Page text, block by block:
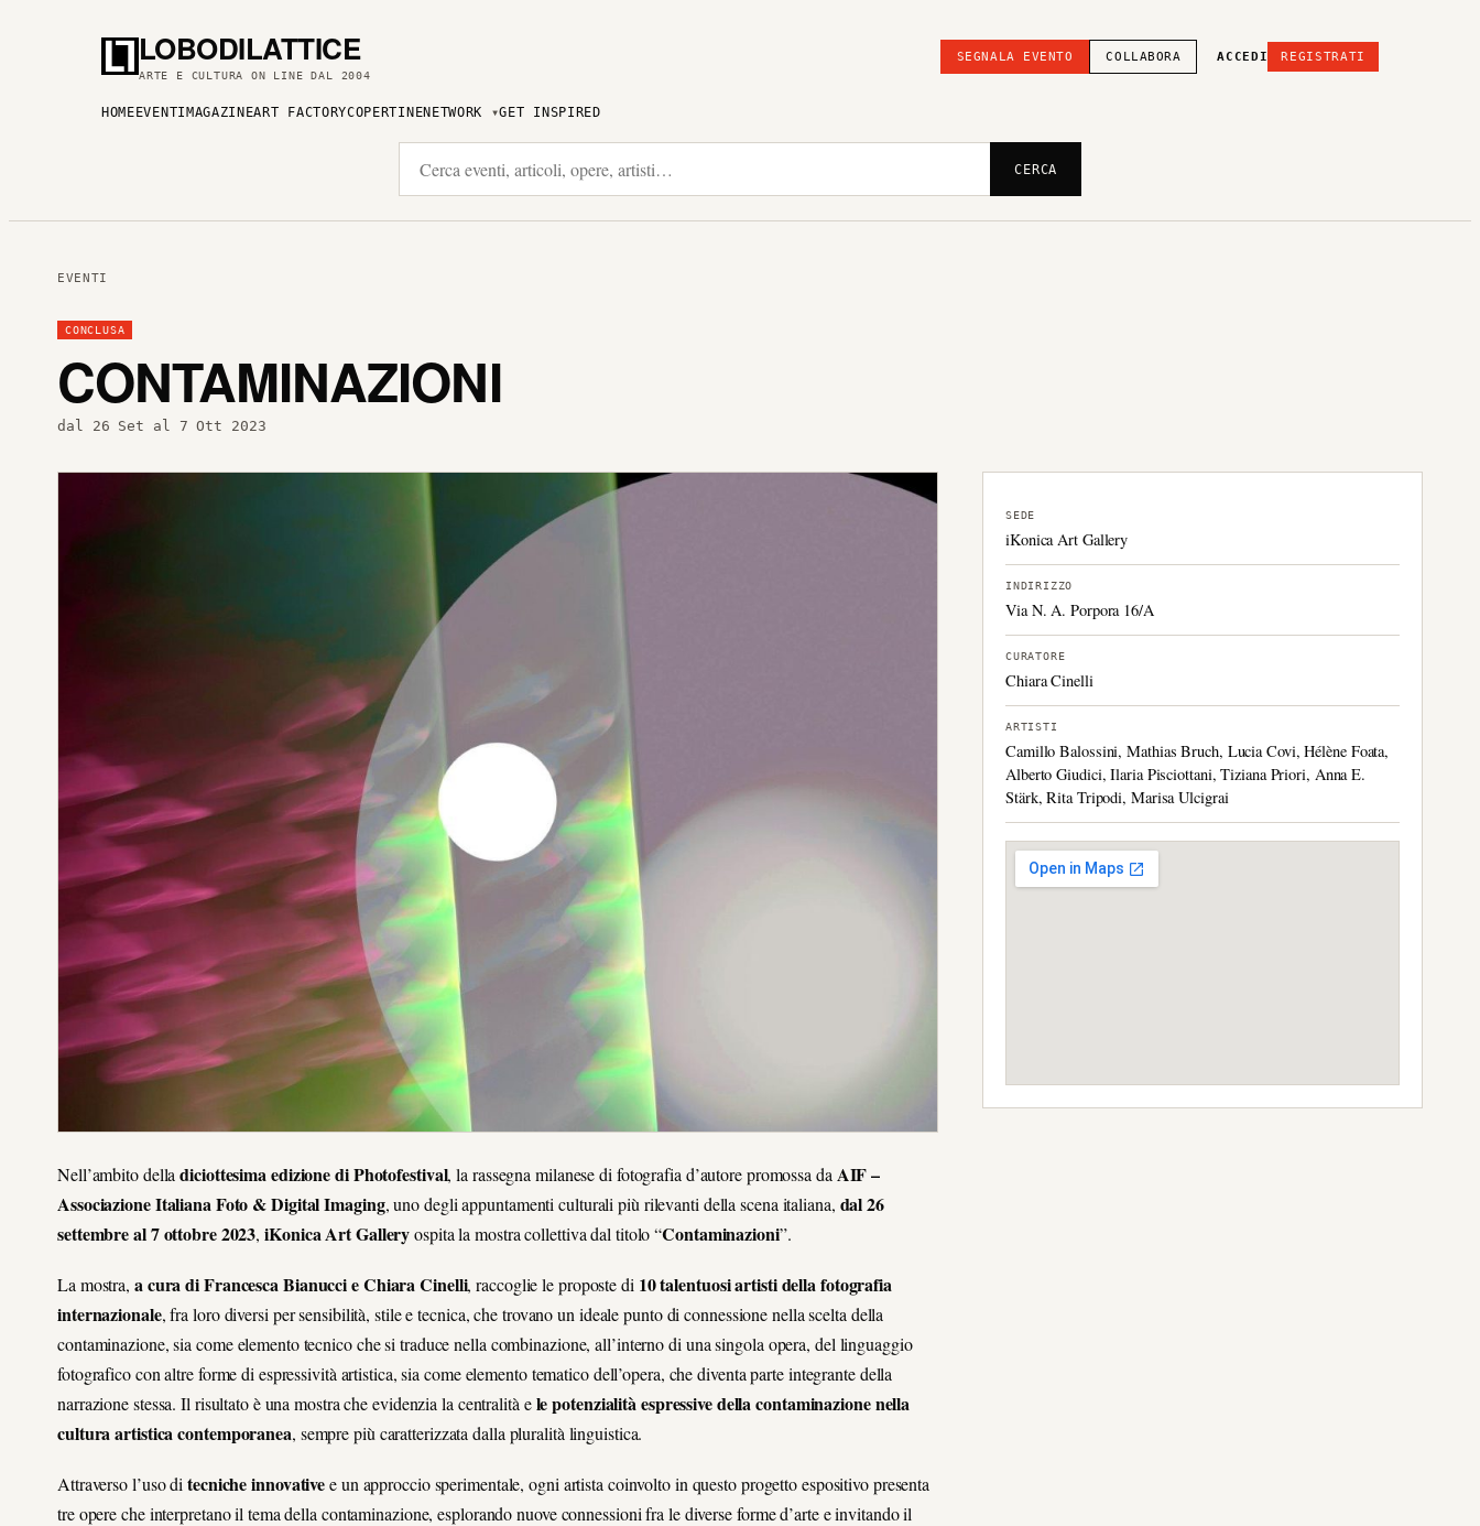
LOBODILATTICE
ARTE E CULTURA ON LINE DAL 2004
SEGNALA EVENTO COLLABORA ACCEDI REGISTRATI
HOME EVENTI MAGAZINEART FACTORYCOPERTINENETWORK GET INSPIRED
CERCA
EVENTI
CONCLUSA
CONTAMINAZIONI
dal 26 Set al 7 Ott 2023
Nell’ambito della diciottesima edizione di Photofestival, la rassegna milanese di fotografia d’autore promossa da AIF –
Associazione Italiana Foto & Digital Imaging,uno degli appuntamenti culturali più rilevanti della scena italiana, dal 26
settembre al 7 ottobre 2023,iKonica Art Galleryospita la mostra collettiva dal titolo “Contaminazioni”.
La mostra, a cura di Francesca Bianucci e Chiara Cinelli, raccoglie le proposte di 10 talentuosi artisti della fotografia
internazionale, fra loro diversi per sensibilità, stile e tecnica, che trovano un ideale punto di connessione nella scelta della
contaminazione, sia come elemento tecnico che si traduce nella combinazione, all’interno di una singola opera, del linguaggio
fotografico con altre forme di espressività artistica, sia come elemento tematico dell’opera, che diventa parte integrante della
narrazione stessa. Il risultato è una mostra che evidenzia la centralità ele potenzialità espressive della contaminazione nella
cultura artistica contemporanea, sempre più caratterizzata dalla pluralità linguistica.
Attraverso l’uso di tecniche innovativee un approccio sperimentale, ogni artista coinvolto in questo progetto espositivo presenta
tre opere che interpretano il tema della contaminazione, esplorando nuove connessioni fra le diverse forme d’arte e invitando il
SEDE
iKonica Art Gallery
INDIRIZZO
Via N. A. Porpora 16/A
CURATORE
Chiara Cinelli
ARTISTI
Camillo Balossini, Mathias Bruch, Lucia Covi, Hélène Foata,
Alberto Giudici, Ilaria Pisciottani, Tiziana Priori, Anna E.
Stärk, Rita Tripodi, Marisa Ulcigrai